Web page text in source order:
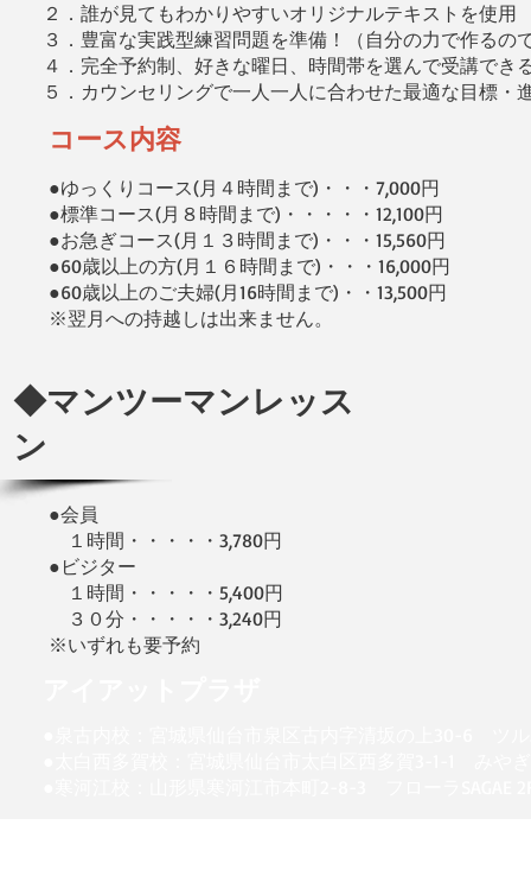
２．誰が見てもわかりやすいオリジナルテキストを使用
３．豊富な実践型練習問題を準備！（自分の力で作るの
４．完全予約制、好きな曜日、時間帯を選んで受講でき
５．カウンセリングで一人一人に合わせた最適な目標・
​コース内容
●ゆっくりコース(月４時間まで)・・・7,000円
●標準コース(月８時間まで)・・・・・12,100円
●お急ぎコース(月１３時間まで)・・・15,560円
●60歳以上の方(月１６時間まで)・・・16,000円
●60歳以上のご夫婦(月16時間まで)・・13,500円
​※翌月への持越しは出来ません。
◆マンツーマンレッス
ン
●会員
１時間・・・・・3,780円
●ビジター
１時間・・・・・5,400円
３０分・・・・・3,240円
※​いずれも要予約